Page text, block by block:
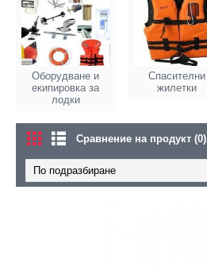
Оборудване и
екипировка за
лодки
Спасителни
жилетки
Сравнение на продукт (0)